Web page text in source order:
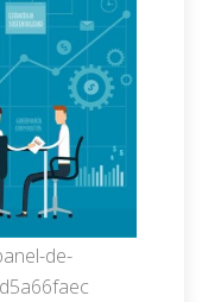
de-